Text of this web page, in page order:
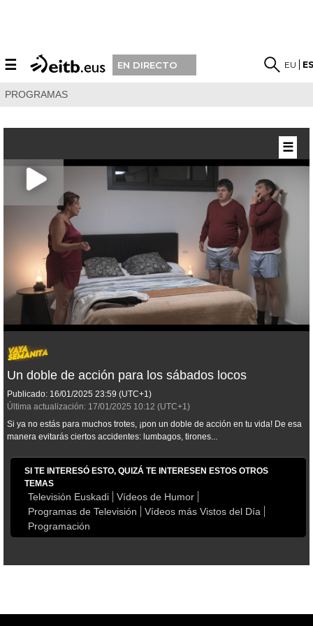
☰ EN DIRECTO EU
PROGRAMAS
Un doble de acción para los sábados locos
Publicado: 16/01/2025 23:59 (UTC+1)
Última actualización: 17/01/2025 10:12 (UTC+1)
Si ya no estás para muchos trotes, ¡pon un doble de acción en tu vida! De esa
manera evitarás ciertos accidentes: lumbagos, tirones...
SI TE INTERESÓ ESTO, QUIZÁ TE INTERESEN ESTOS OTROS
TEMAS
Televisión Euskadi
Vídeos de Humor
Programas de Televisión
Vídeos más Vistos del Día
Programación
☰